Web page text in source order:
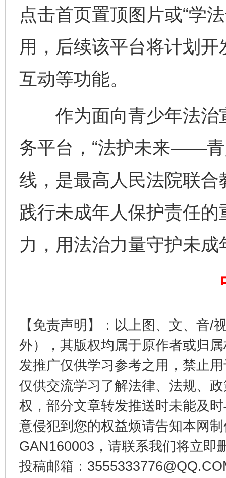
点击首页置顶图片或“学
用，后续该平台将计划
互动等功能。
作为面向青少年法治
务平台，“法护未来——青
线，是最高人民法院联
践行未成年人保护责任
力，用法治力量守护未
【免责声明】：以上图、文、音/
外），其版权均属于原作者或归
发推广仅供学习参考之用，禁止
仅供交流学习了解法律、法规、
权，部分文章转发推送时未能及
意侵犯到您的权益烦请告知本网
GAN160003，请联系我们将立即
投稿邮箱：
千年窑火 生生不息
揭开“小金库”的免责幌子
受贿1.44亿！段成刚被判无期 从幼